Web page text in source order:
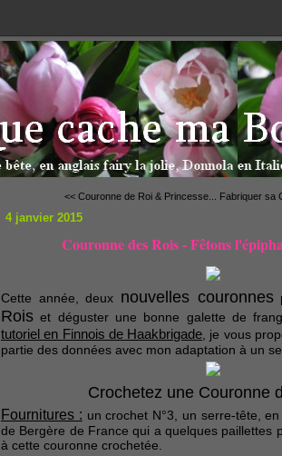
<< Couronne de Roi & Princesse... Fabriquer sa
4 janvier 2015
Couronne des Rois - Fêtons
Cette année, deux nouvelles couronnes
Rois et déguster une bonne galette de
tutoriel en Finnois de Haakbrigade, je vous
partie des données avec mon adaptation à un
Crochetez une Couronne
Fournitures : un crochet N°3, un serre-tête,
de Bergère de France qui a quelques paillettes
à cette couronne crochetée.